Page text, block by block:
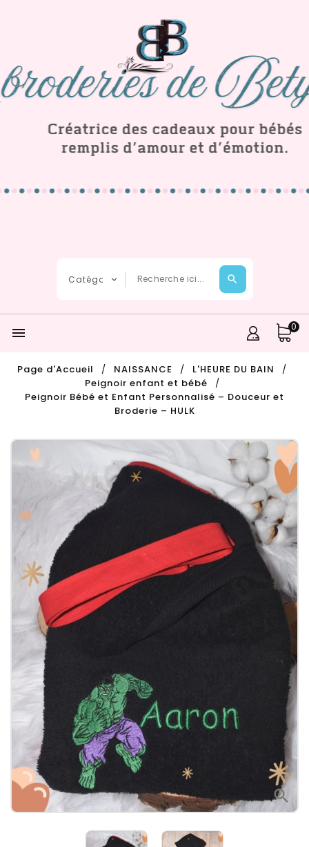
 0
Page d'Accueil NAISSANCE
L'HEURE DU BAIN
Peignoir enfant et bébé
Peignoir Bébé et Enfant Personnalisé – Douceur et
Broderie – HULK
